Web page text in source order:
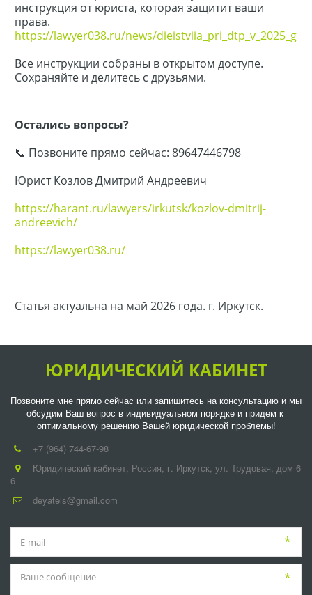
инструкция от юриста, которая защитит ваши
права.
https://lawyer038.ru/news/
Все инструкции собраны в открытом доступе.
Сохраняйте и делитесь с друзьями.
Остались вопросы?
📞 Позвоните прямо сейчас: 89647446798
Юрист Козлов Дмитрий Андреевич
https://harant.ru/lawyers/irkutsk/kozlov-dmitrij-
andreevich/
https://lawyer038.ru/
Статья актуальна на май 2026 года. г. Иркутск.
ЮРИДИЧЕСКИЙ КАБИНЕТ
Позвоните мне прямо сейчас или запишитесь на консультацию и мы
обсудим Ваш вопрос в индивидуальном порядке и придем к
оптимальному решению Вашей юридической проблемы!
+7 (964) 744-67-98
Юридический кабинет, Россия, г. Иркутск, ул. Трудовая, дом 6
6
deyatels@gmail.com
*
*